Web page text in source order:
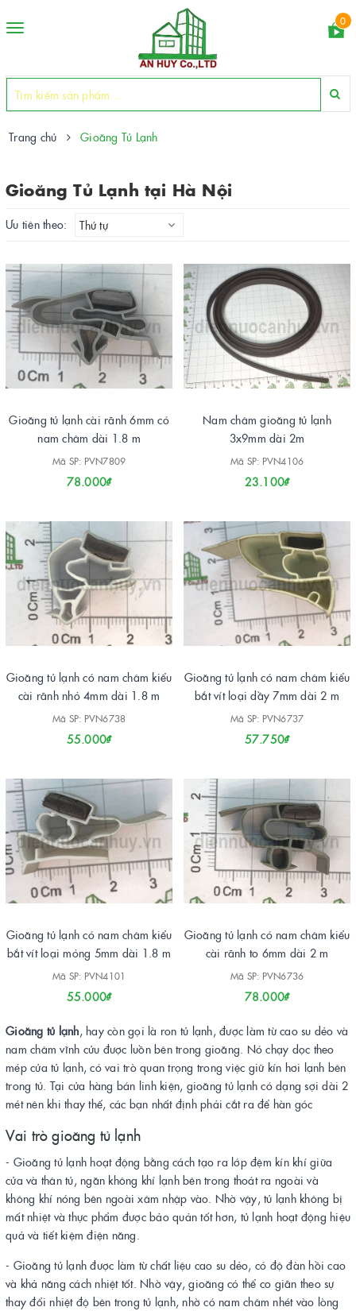
Toggle
0
Trang chủ Gioăng Tủ Lạnh
Gioăng Tủ Lạnh tại Hà Nội
Ưu tiên theo: Thứ tự
Gioăng tủ lạnh cài rãnh 6mm có
nam châm dài 1.8 m
Mã SP: PVN7809
78.000₫
Nam châm gioăng tủ lạnh
3x9mm dài 2m
Mã SP: PVN4106
23.100₫
Gioăng tủ lạnh có nam châm kiểu
cài rãnh nhỏ 4mm dài 1.8 m
Mã SP: PVN6738
55.000₫
Gioăng tủ lạnh có nam châm kiểu
bắt vít loại dầy 7mm dài 2 m
Mã SP: PVN6737
57.750₫
Gioăng tủ lạnh có nam châm kiểu
bắt vít loại mỏng 5mm dài 1.8 m
Mã SP: PVN4101
55.000₫
Gioăng tủ lạnh có nam châm kiểu
cài rãnh to 6mm dài 2 m
Mã SP: PVN6736
78.000₫
Gioăng tủ lạnh, hay còn gọi là ron tủ lạnh, được làm từ cao su dẻo và
nam châm vĩnh cửu được luồn bên trong gioăng. Nó chạy dọc theo
mép cửa tủ lạnh, có vai trò quan trọng trong việc giữ kín hơi lạnh bên
trong tủ. Tại cửa hàng bán linh kiện, gioăng tủ lạnh có dạng sợi dài 2
mét nên khi thay thế, các bạn nhất định phải cắt ra để hàn góc
Vai trò gioăng tủ lạnh
- Gioăng tủ lạnh hoạt động bằng cách tạo ra lớp đệm kín khí giữa
cửa và thân tủ, ngăn không khí lạnh bên trong thoát ra ngoài và
không khí nóng bên ngoài xâm nhập vào. Nhờ vậy, tủ lạnh không bị
mất nhiệt và thực phẩm được bảo quản tốt hơn, tủ lạnh hoạt động hiệu
quả và tiết kiệm điện năng.
- Gioăng tủ lạnh được làm từ chất liệu cao su dẻo, có độ đàn hồi cao
và khả năng cách nhiệt tốt. Nhờ vậy, gioăng có thể co giãn theo sự
thay đổi nhiệt độ bên trong tủ lạnh, nhờ có nam châm nhét vào lòng